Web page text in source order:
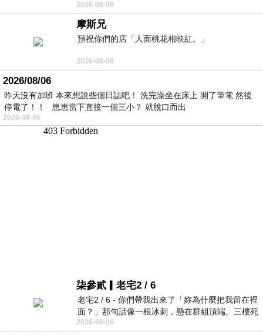
去的 B12 彌可保並非沒有吸收而是超
2026-08-06
摩斯兄
預祝你們的店「人面桃花相映紅。」
2026-08-06
2026/08/06
昨天沒有加班 本來想說些個日誌吧！ 洗完澡坐在床上 開了筆電 然後
停電了！！ 崽崽當下直接一個三小？ 就脫口而出
2026-08-06
柒參貳▎老宅2 / 6
老宅2 / 6 - 你們帶我出來了「妳為什麼把我留在裡
面？」那句話像一根冰刺，懸在群組頂端。三樓死
死盯著照片裡的人。那個人確實站在
2026-08-06